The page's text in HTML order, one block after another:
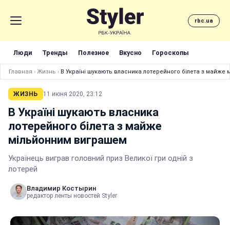
rbc.ua
Люди Тренды Полезное Вкусно Гороскопы
Главная › Жизнь › В Україні шукають власника лотерейного білета з
ЖИЗНЬ 11 июня 2020, 23:12
В Україні шукають власника
лотерейного білета з майже
мільйонним виграшем
Українець виграв головний приз Великої гри одній з
лотерей
Владимир Костырин
редактор ленты новостей Styler